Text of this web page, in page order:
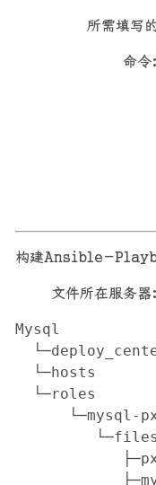
所需填写
命令
构建Ansible-
文件所在服务器
Mysql
└─hosts
└─roles
└─mysql-